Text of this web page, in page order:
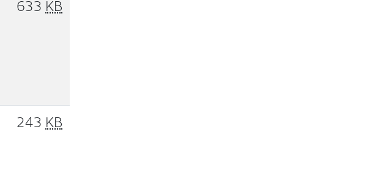
633 KB
243 KB